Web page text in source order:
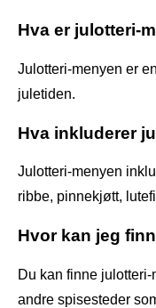
Hva er julotteri-
Julotteri-menyen er
juletiden.
Hva inkluderer
Julotteri-menyen
ribbe, pinnekjøtt,
Hvor kan jeg
Du kan finne
andre spisesteder